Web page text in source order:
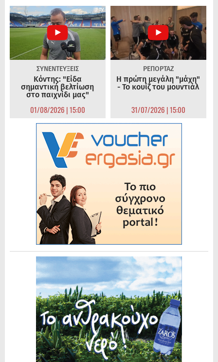
ΣΥΝΕΝΤΕΥΞΕΙΣ
Κόντης: "Είδα
σημαντική βελτίωση
στο παιχνίδι μας"
01/08/2026 | 15:00
ΡΕΠΟΡΤΑΖ
Η πρώτη μεγάλη "μάχη"
- Το κουίζ του μουντιάλ
31/07/2026 | 15:00